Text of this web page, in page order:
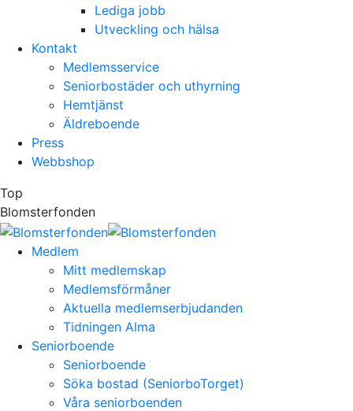
Lediga jobb
Utveckling och hälsa
Kontakt
Medlemsservice
Seniorbostäder och uthyrning
Hemtjänst
Äldreboende
Press
Webbshop
Top
Blomsterfonden
Medlem
Mitt medlemskap
Medlemsförmåner
Aktuella medlemserbjudanden
Tidningen Alma
Seniorboende
Seniorboende
Söka bostad (SeniorboTorget)
Våra seniorboenden